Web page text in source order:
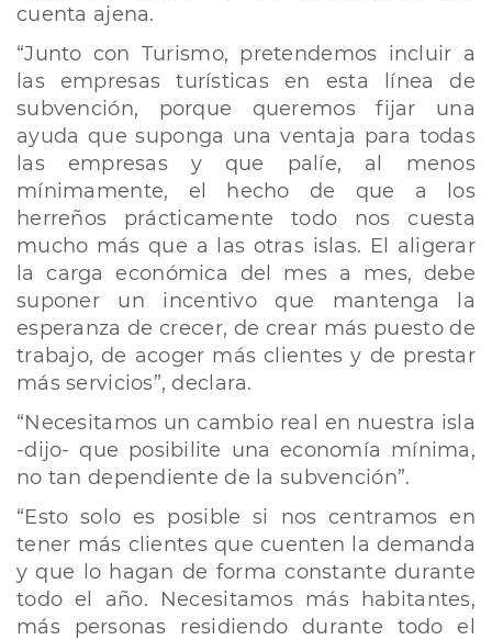
cuenta ajena.
“Junto con Turismo, pretendemos incluir a
las empresas turísticas en esta línea de
subvención, porque queremos fijar una
ayuda que suponga una ventaja para todas
las empresas y que palíe, al menos
mínimamente, el hecho de que a los
herreños prácticamente todo nos cuesta
mucho más que a las otras islas. El aligerar
la carga económica del mes a mes, debe
suponer un incentivo que mantenga la
esperanza de crecer, de crear más puesto de
trabajo, de acoger más clientes y de prestar
más servicios”, declara.
“Necesitamos un cambio real en nuestra isla
-dijo- que posibilite una economía mínima,
no tan dependiente de la subvención”.
“Esto solo es posible si nos centramos en
tener más clientes que cuenten la demanda
y que lo hagan de forma constante durante
todo el año. Necesitamos más habitantes,
más personas residiendo durante todo el